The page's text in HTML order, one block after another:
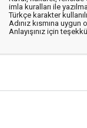
imla kuralları ile
Türkçe karakter
Adınız kısmına
Anlayışınız için